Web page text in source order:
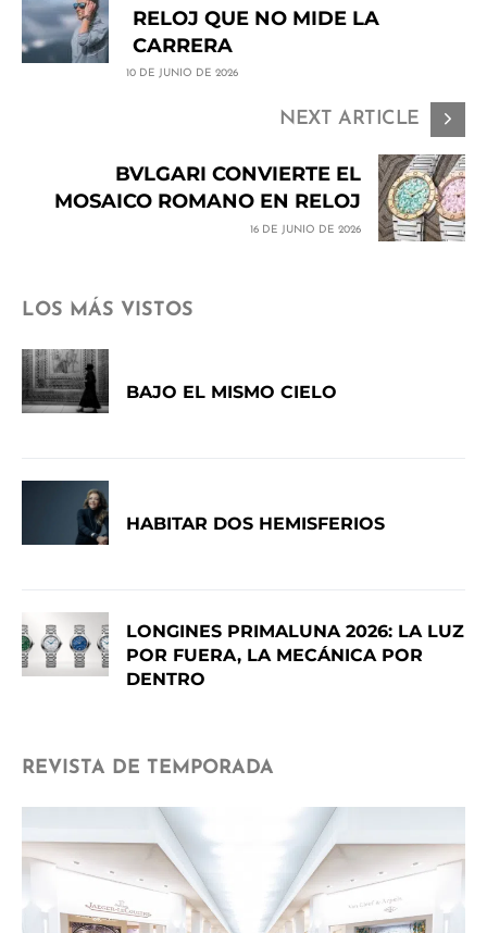
RELOJ QUE NO MIDE LA
CARRERA
10 DE JUNIO DE 2026
NEXT ARTICLE
BVLGARI CONVIERTE EL
MOSAICO ROMANO EN RELOJ
16 DE JUNIO DE 2026
LOS MÁS VISTOS
BAJO EL MISMO CIELO
HABITAR DOS HEMISFERIOS
LONGINES PRIMALUNA 2026: LA LUZ
POR FUERA, LA MECÁNICA POR
DENTRO
REVISTA DE TEMPORADA